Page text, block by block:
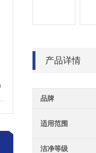
产品详情
品牌
适用范围
洁净等级